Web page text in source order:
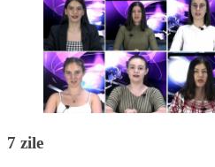
7 zile